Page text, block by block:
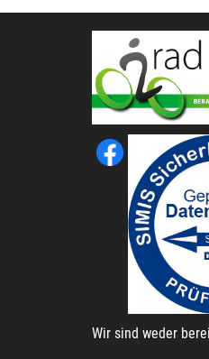
Wir sind weder